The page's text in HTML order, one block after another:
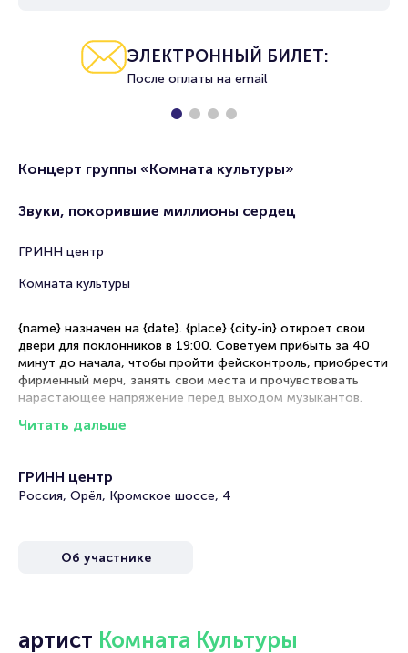
ЭЛЕКТРОННЫЙ БИЛЕТ:
После оплаты на email
Концерт группы «Комната культуры»
Звуки, покорившие миллионы сердец
ГРИНН центр
Комната культуры
{name} назначен на {date}. {place} {city-in} откроет свои
двери для поклонников в 19:00. Советуем прибыть за 40
минут до начала, чтобы пройти фейсконтроль, приобрести
фирменный мерч, занять свои места и прочувствовать
нарастающее напряжение перед выходом музыкантов.
Рекомендации по выбору мест
Танцпол — эпицентр энергии для тех, кто готов ощутить
каждый бит на физическом уровне
Фан-зона — золотая середина с хорошим обзором сцены
акустикой и панорамным видом на сцену
Читать дальше
ГРИНН центр
Россия, Орёл, Кромское шоссе, 4
Об участнике
артист Комната Культуры